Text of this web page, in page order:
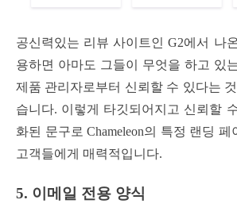
공신력있는 리뷰 사이트인 G2에서 나
용하면 아마도 그들이 무엇을 하고 있
제품 관리자로부터 신뢰할 수 있다는
습니다. 이렇게 타깃되어지고 신뢰할
화된 문구로 Chameleon의 특정 랜딩
고객들에게 매력적입니다.
5. 이메일 전용 양식